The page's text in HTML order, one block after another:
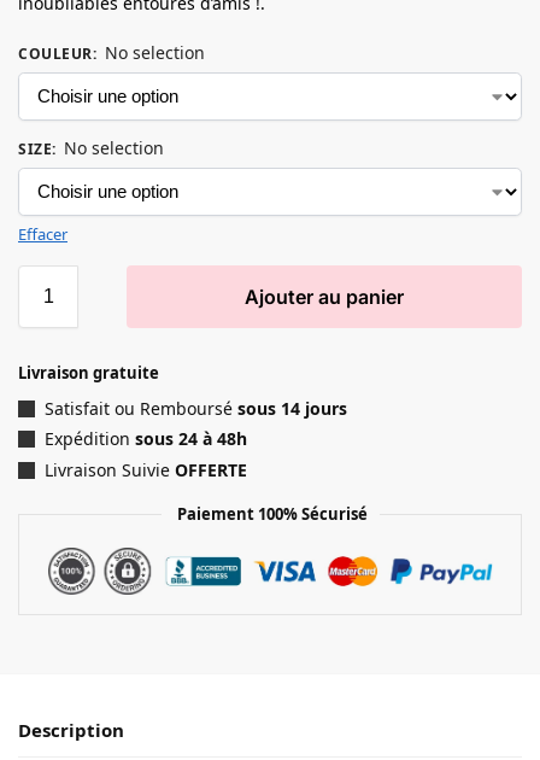
COULEUR: No selection
SIZE: No selection
Effacer
Ajouter au panier
Livraison gratuite
Satisfait ou Remboursé sous 14 jours
Expédition sous 24 à 48h
Livraison Suivie OFFERTE
Paiement 100% Sécurisé
Description